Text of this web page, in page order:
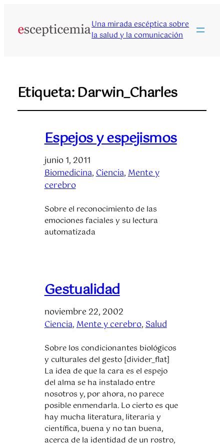
Una mirada escéptica sobre
la salud y la comunicación
Etiqueta:Darwin_Charles
Espejos y espejismos
junio 1, 2011
Biomedicina, Ciencia, Mente y
cerebro
Sobre el reconocimiento de las
emociones faciales y su lectura
automatizada
Gestualidad
noviembre 22, 2002
Ciencia, Mente y cerebro, Salud
Sobre los condicionantes biológicos
y culturales del gesto [divider_flat]
La idea de que la cara es el espejo
del alma se ha instalado entre
nosotros y, por ahora, no parece
posible enmendarla. Lo cierto es que
hay mucha literatura, literaria y
científica, buena y no tan buena,
acerca de la identidad de un rostro,